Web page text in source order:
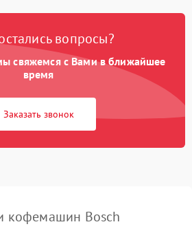
1500 ₽ Подробнее →
вопросы?
свяжемся с Вами в ближайшее
время
Заказать звонок
кофемашин Bosch